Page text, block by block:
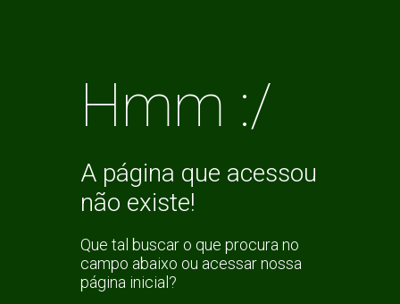
Hmm :/
A página que acessou
não existe!
Que tal buscar o que procura no
campo abaixo ou acessar nossa
página inicial?